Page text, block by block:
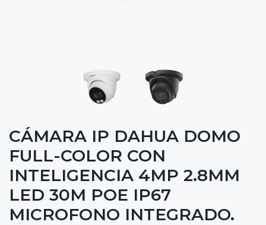
CÁMARA IP DAHUA DOMO
FULL-COLOR CON
INTELIGENCIA 4MP 2.8MM
LED 30M POE IP67
MICROFONO INTEGRADO.